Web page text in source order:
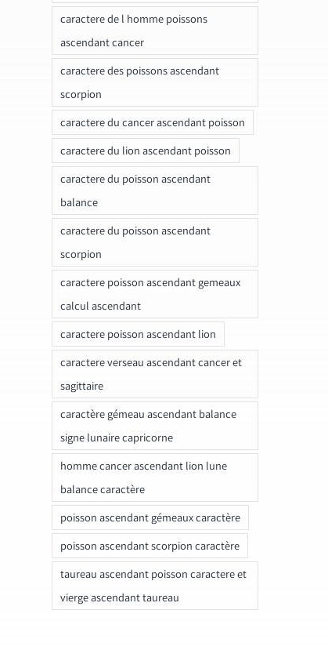
caractere de l homme poissons
ascendant cancer
caractere des poissons ascendant
scorpion
caractere du cancer ascendant poisson
caractere du lion ascendant poisson
caractere du poisson ascendant
balance
caractere du poisson ascendant
scorpion
caractere poisson ascendant gemeaux
calcul ascendant
caractere poisson ascendant lion
caractere verseau ascendant cancer et
sagittaire
caractère gémeau ascendant balance
signe lunaire capricorne
homme cancer ascendant lion lune
balance caractère
poisson ascendant gémeaux caractère
poisson ascendant scorpion caractère
taureau ascendant poisson caractere et
vierge ascendant taureau